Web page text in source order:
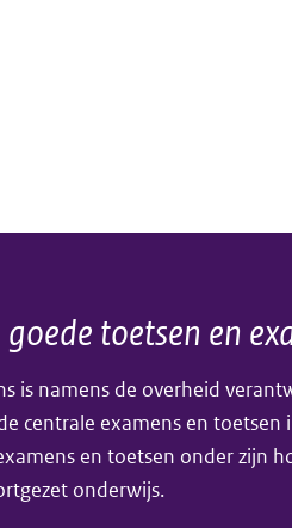
toetsen en
is namens de overheid
centrale examens en toetsen
en toetsen onder zijn
onderwijs.